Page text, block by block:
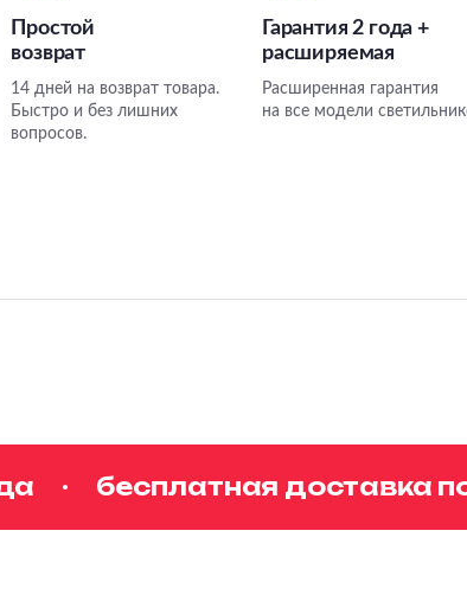
Простой
возврат
14 дней на возврат товара.
Быстро и без лишних
вопросов.
Гарантия 2 года +
расширяемая
Расширенная гарантия
на все модели
бесплатная доставка по